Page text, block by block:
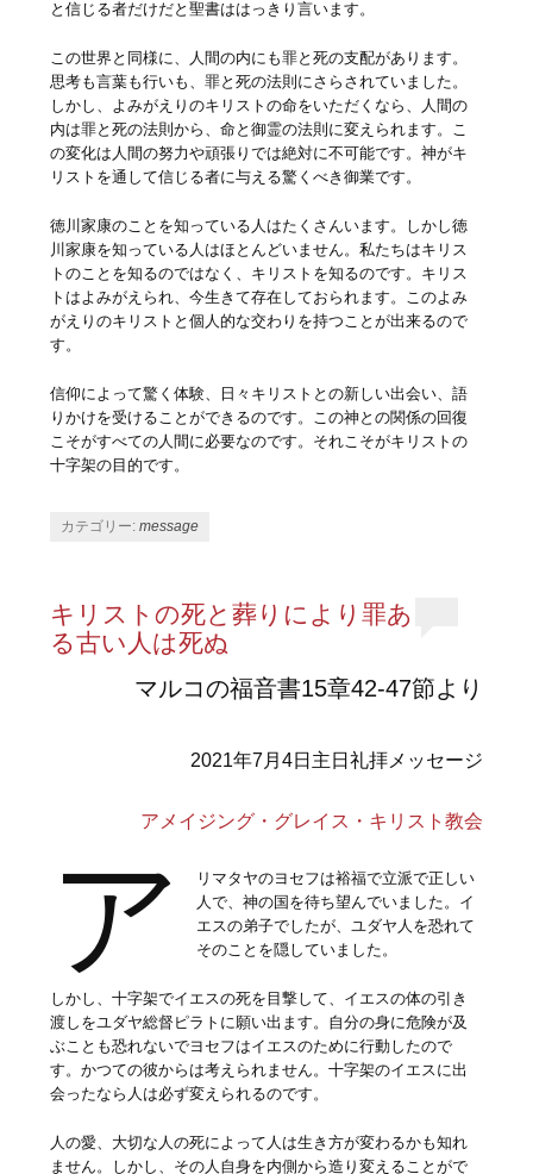
と信じる者だけだと聖書ははっきり言います。
この世界と同様に、人間の内にも罪と死の支配があります。
思考も言葉も行いも、罪と死の法則にさらされていました。
しかし、よみがえりのキリストの命をいただくなら、人間の
内は罪と死の法則から、命と御霊の法則に変えられます。こ
の変化は人間の努力や頑張りでは絶対に不可能です。神がキ
リストを通して信じる者に与える驚くべき御業です。
徳川家康のことを知っている人はたくさんいます。しかし徳
川家康を知っている人はほとんどいません。私たちはキリス
トのことを知るのではなく、キリストを知るのです。キリス
トはよみがえられ、今生きて存在しておられます。このよみ
がえりのキリストと個人的な交わりを持つことが出来るので
す。
信仰によって驚く体験、日々キリストとの新しい出会い、語
りかけを受けることができるのです。この神との関係の回復
こそがすべての人間に必要なのです。それこそがキリストの
十字架の目的です。
カテゴリー:message
キリストの死と葬りにより罪あ
る古い人は死ぬ
マルコの福音書15章42-47節より
2021年7月4日主日礼拝メッセージ
アメイジング・グレイス・キリスト教会
ア
リマタヤのヨセフは裕福で立派で正しい
人で、神の国を待ち望んでいました。イ
エスの弟子でしたが、ユダヤ人を恐れて
そのことを隠していました。
しかし、十字架でイエスの死を目撃して、イエスの体の引き
渡しをユダヤ総督ピラトに願い出ます。自分の身に危険が及
ぶことも恐れないでヨセフはイエスのために行動したので
す。かつての彼からは考えられません。十字架のイエスに出
会ったなら人は必ず変えられるのです。
人の愛、大切な人の死によって人は生き方が変わるかも知れ
ません。しかし、その人自身を内側から造り変えることがで